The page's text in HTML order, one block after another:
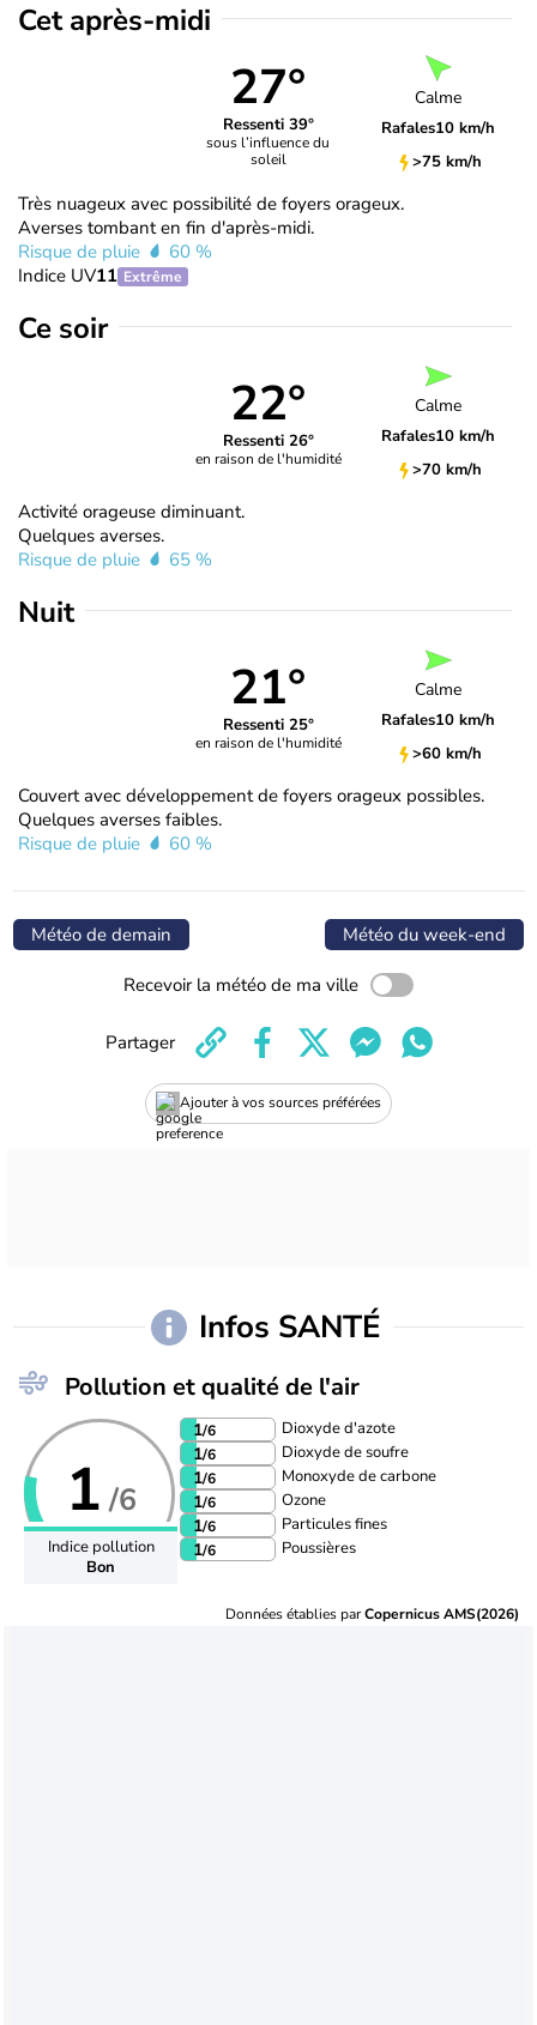
Cet après-midi
27°
Ressenti 39°
sous l’influence du
soleil
Calme
Rafales10 km/h
>75 km/h
Très nuageux avec possibilité de foyers orageux.
Averses tombant en fin d'après-midi.
Risque de pluie
60 %
Indice UV11 Extrême
Ce soir
22°
Ressenti 26°
en raison de l'humidité
Calme
Rafales10 km/h
>70 km/h
Activité orageuse diminuant.
Quelques averses.
Risque de pluie
65 %
Nuit
21°
Ressenti 25°
en raison de l'humidité
Calme
Rafales10 km/h
>60 km/h
Couvert avec développement de foyers orageux possibles.
Quelques averses faibles.
Risque de pluie
60 %
Météo de demain Météo du week-end
Recevoir la météo de ma ville
Ajouter à vos sources préférées
Partager
Infos SANTÉ
Pollution et qualité de l'air
1 /6
Indice pollution
Bon
1/6 Dioxyde d'azote
1/6 Dioxyde de soufre
1/6 Monoxyde de carbone
1/6 Ozone
1/6 Particules fines
1/6 Poussières
Données établies parCopernicus AMS(2026)